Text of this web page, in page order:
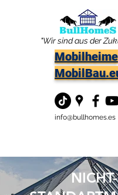
"Wir sind aus der
Mobilheime
info@bullhomes.es
NICHT-